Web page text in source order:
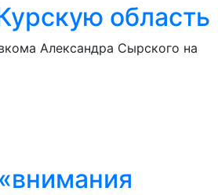
область
Александра Сырского на